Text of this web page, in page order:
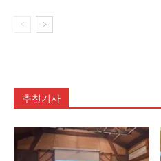
추천기사